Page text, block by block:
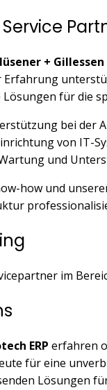
+ Gillessen
Erfahrung
für die
bei der
von IT-
und
how und
im
ERP erfahren
für eine
Lösungen